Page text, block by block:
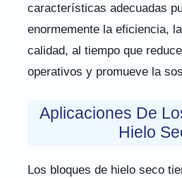
características adecuadas
enormemente la eficiencia,
calidad, al tiempo que
operativos y promueve la
Aplicaciones De
Hielo
Los bloques de hielo seco